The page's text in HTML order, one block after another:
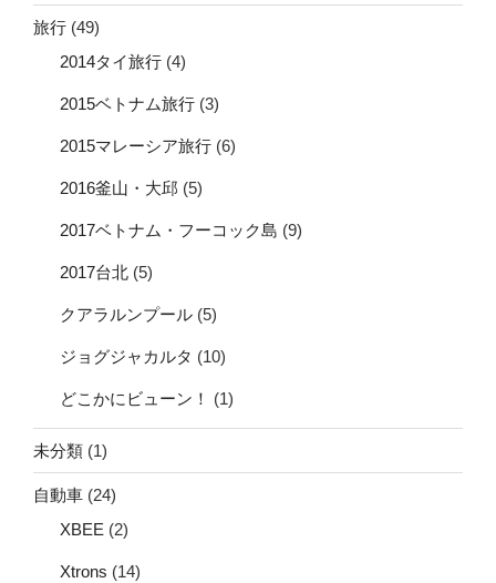
旅行 (49)
2014タイ旅行 (4)
2015ベトナム旅行 (3)
2015マレーシア旅行 (6)
2016釜山・大邱 (5)
2017ベトナム・フーコック島 (9)
2017台北 (5)
クアラルンプール (5)
ジョグジャカルタ (10)
どこかにビューン！ (1)
未分類 (1)
自動車 (24)
XBEE (2)
Xtrons (14)